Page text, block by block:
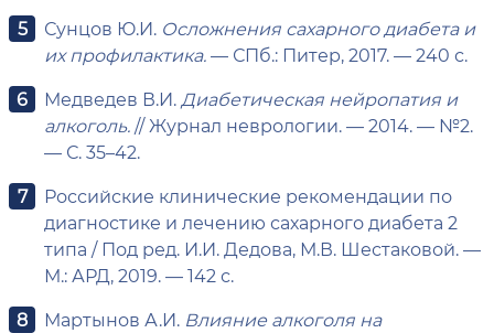
Сунцов Ю.И. Осложнения сахарного диабета и
их профилактика.— СПб.: Питер, 2017. — 240 с.
Медведев В.И.Диабетическая нейропатия и
алкоголь.// Журнал неврологии. — 2014. — №2.
— С. 35–42.
Российские клинические рекомендации по
диагностике и лечению сахарного диабета 2
типа / Под ред. И.И. Дедова, М.В. Шестаковой. —
М.: АРД, 2019. — 142 с.
Мартынов А.И. Влияние алкоголя на